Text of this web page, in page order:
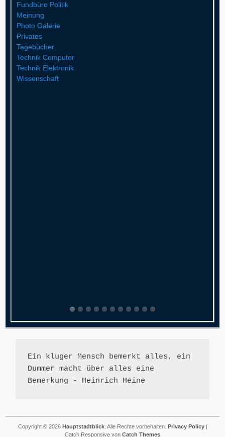
Fundbüro Politik
Meinung
Photo Galerie
Privates
Tagebücher
Technik Computer
Technik Elektronik
Wissenschaft
Ein kluger Mensch bemerkt alles, ein
Dummer macht über alles eine
Bemerkung - Heinrich Heine
Copyright © 2026 Hauptstadtblick. Alle Rechte vorbehalten. Privacy Policy|
Catch Responsive von Catch Themes